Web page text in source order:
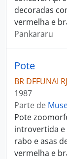
decoradas
vermelha e
Pankararu
Pote
BR DFFUNAI
1987
Parte de
Pote
introvertida e
rabo e asas
vermelha e